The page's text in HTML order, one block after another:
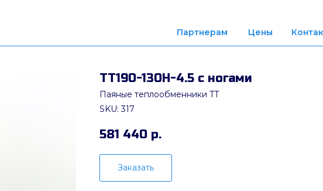
Партнерам Цены
ТТ190-130Н-4.5 с ногами
Паяные теплообменники TT
SKU:317
581 440 р.
Заказать